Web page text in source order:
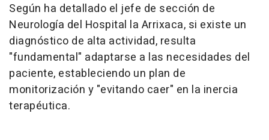
Según ha detallado el jefe de sección de
Neurología del Hospital la Arrixaca, si existe un
diagnóstico de alta actividad, resulta
"fundamental" adaptarse a las necesidades del
paciente, estableciendo un plan de
monitorización y "evitando caer" en la inercia
terapéutica.